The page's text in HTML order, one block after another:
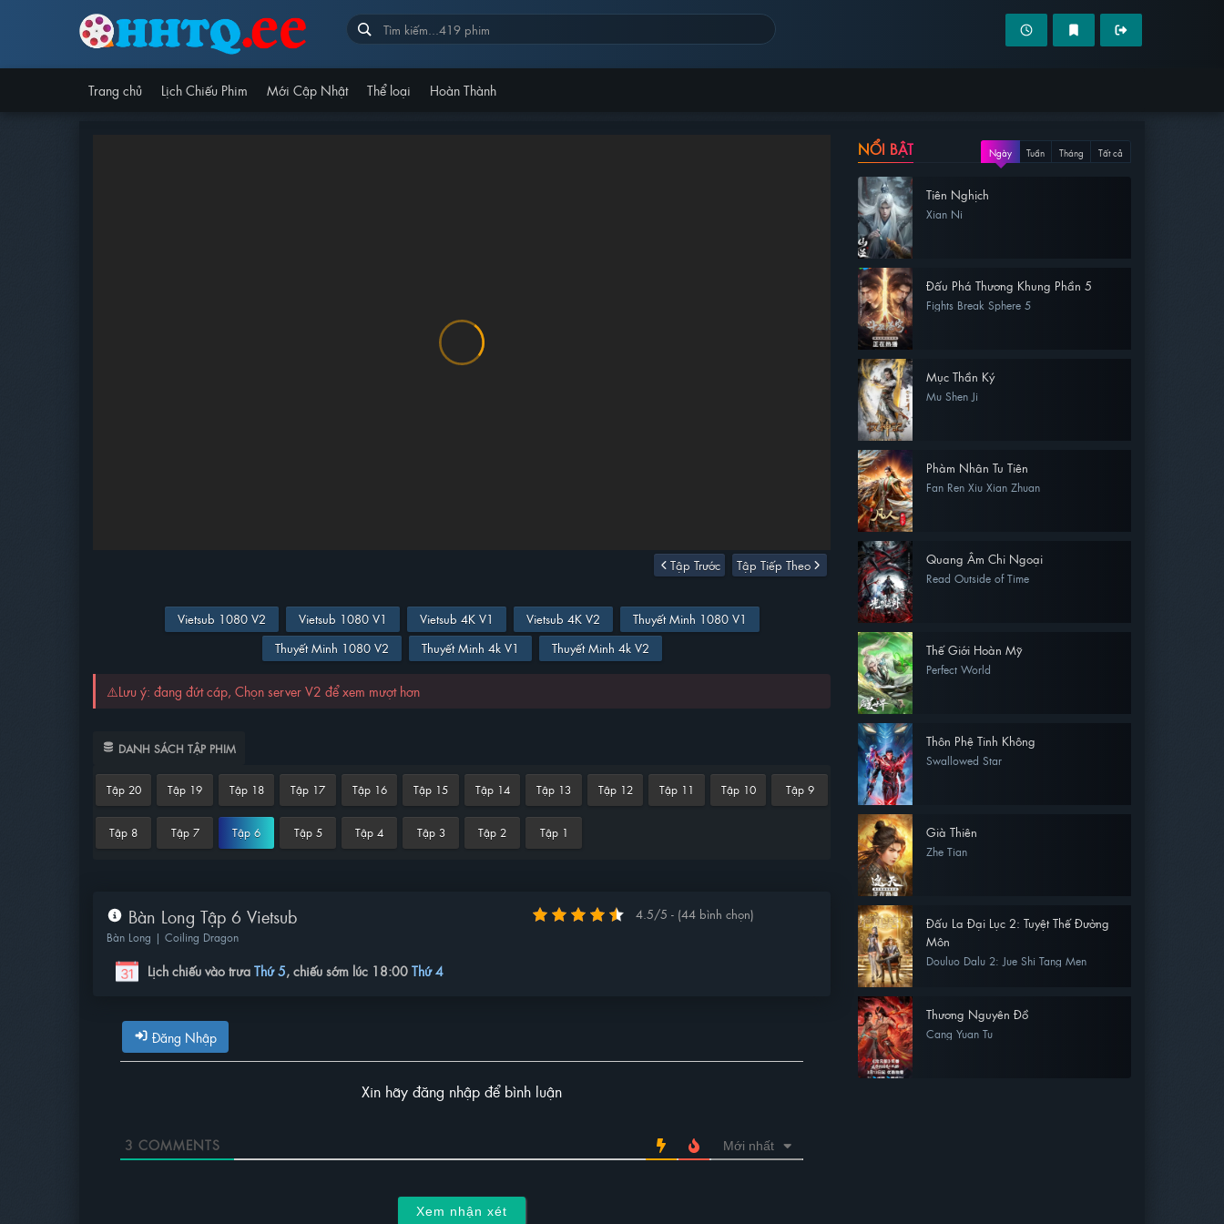
Trang chủ Lịch Chiếu Phim Mới Cập Nhật Thể loại Hoàn Thành
Tập Trước Tập Tiếp Theo
Vietsub 1080 V2 Vietsub 1080 V1 Vietsub 4K V1 Vietsub 4K V2
Thuyết Minh 1080 V1
Thuyết Minh 1080 V2
Thuyết Minh 4k V1 Thuyết Minh 4k V2
⚠️Lưu ý: đang đứt cáp, Chọn server V2 để xem mượt hơn
DANH SÁCH TẬP PHIM
Tập 20 Tập 19 Tập 18 Tập 17 Tập 16 Tập 15 Tập 14 Tập 13 Tập 12 Tập 11 Tập 10 Tập 9
Tập 8 Tập 7 Tập 6 Tập 5 Tập 4 Tập 3 Tập 2 Tập 1
Bàn Long Tập 6 Vietsub
Bàn Long | Coiling Dragon
Lịch chiếu vào trưa Thứ 5, chiếu sớm lúc 18:00 Thứ 4
4.5/5 - (44 bình chọn)
Đăng Nhập
Xin hãy đăng nhập để bình luận
3 COMMENTS Mới nhất
Xem nhận xét
NỔI BẬT Ngày Tuần Tháng Tất cả
Tiên Nghịch
Xian Ni
Đấu Phá Thương Khung Phần 5
Fights Break Sphere 5
Mục Thần Ký
Mu Shen Ji
Phàm Nhân Tu Tiên
Fan Ren Xiu Xian Zhuan
Quang Âm Chi Ngoại
Read Outside of Time
Thế Giới Hoàn Mỹ
Perfect World
Thôn Phệ Tinh Không
Swallowed Star
Già Thiên
Zhe Tian
Đấu La Đại Lục 2: Tuyệt Thế Đường
Môn
Douluo Dalu 2: Jue Shi Tang Men
Thương Nguyên Đồ
Cang Yuan Tu